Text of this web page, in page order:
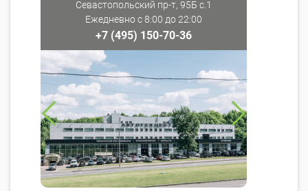
Севастопольский пр-т, 95Б с.1
Ежедневно с 8:00 до 22:00
+7 (495) 150-70-36